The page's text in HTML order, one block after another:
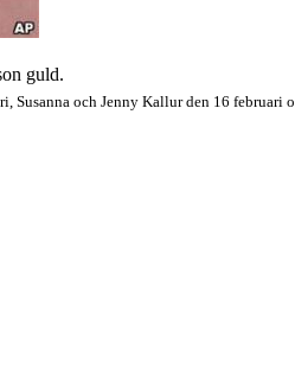
guld.
Susanna och Jenny Kallur den 16